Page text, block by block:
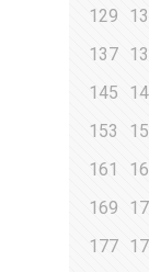
129
137
145
153
161
169
177